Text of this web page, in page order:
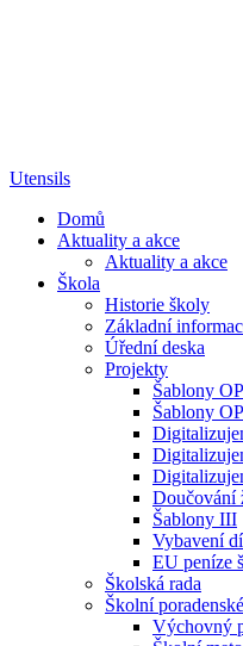
Utensils
Domů
Aktuality a akce
Aktuality a akce
Škola
Historie školy
Základní
Úřední deska
Projekty
Šablony
Šablony
Doučování
Šablony III
Vybavení
EU peníze
Školská rada
Školní
Výchovný